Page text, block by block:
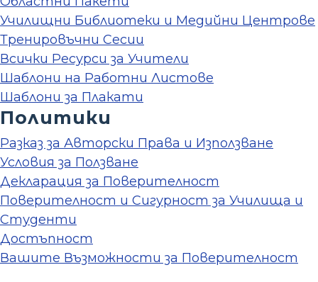
Училищни Библиотеки и Медийни Центрове
Тренировъчни Сесии
Всички Ресурси за Учители
Шаблони на Работни Листове
Шаблони за Плакати
Политики
Разказ за Авторски Права и Използване
Условия за Ползване
Декларация за Поверителност
Поверителност и Сигурност за Училища и
Студенти
Достъпност
Вашите Възможности за Поверителност